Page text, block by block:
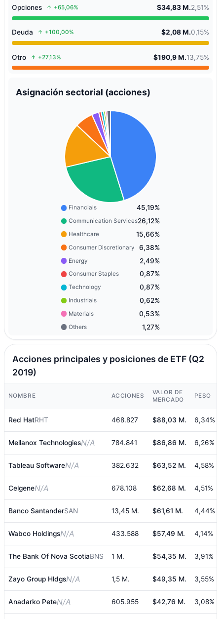
Opciones +65,06% $34,83 M.2,51%
Deuda +100,00% $2,08 M.0,15%
Otro +27,13% $190,9 M.13,75%
Asignación sectorial (acciones)
Financials 45,19%
Communication Services26,12%
Healthcare 15,66%
Consumer Discretionary 6,38%
Energy 2,49%
Consumer Staples 0,87%
Technology 0,87%
Industrials 0,62%
Materials 0,53%
Others 1,27%
Acciones principales y posiciones de ETF (Q2
2019)
NOMBRE ACCIONES
VALOR DE
MERCADO
PESO
Red HatRHT 468.827 $88,03 M. 6,34%
Mellanox TechnologiesN/A 784.841 $86,86 M. 6,26%
Tableau SoftwareN/A 382.632 $63,52 M. 4,58%
CelgeneN/A 678.108 $62,68 M. 4,51%
Banco SantanderSAN 13,45 M. $61,61 M. 4,44%
Wabco HoldingsN/A 433.588 $57,49 M. 4,14%
The Bank Of Nova ScotiaBNS 1 M. $54,35 M. 3,91%
Zayo Group HldgsN/A 1,5 M. $49,35 M. 3,55%
Anadarko PeteN/A 605.955 $42,76 M. 3,08%